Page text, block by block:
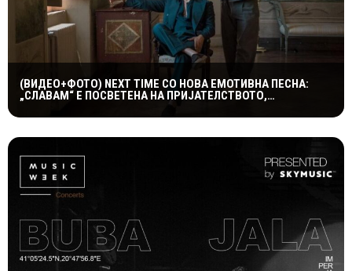
(ВИДЕО+ФОТО) NEXT TIME СО НОВА ЕМОТИВНА ПЕСНА:
„СЛАВАМ“ Е ПОСВЕТЕНА НА ПРИЈАТЕЛСТВОТО,
КУМСТВОТО И СПОМЕНИТЕ ШТО ТРААТ ЗАСЕКОГАШ